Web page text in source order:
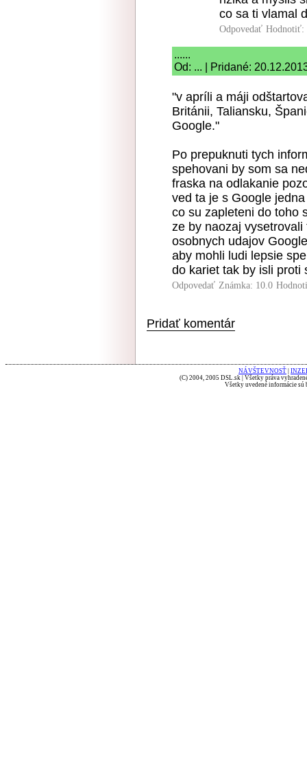
co sa ti vlamal
Odpovedať Hodnotiť:
......
Od: ... | Pridané:
"v apríli a máji
Británii, Taliansku,
Google."
Po prepuknuti tych
spehovani by som sa
fraska na odlakanie
ved ta je s Google
co su zapleteni do toho
ze by naozaj
osobnych udajov
aby mohli ludi lepsie
do kariet tak by isli proti
Odpovedať Známka: 10.0
Pridať komentár
NÁVŠTEVNOSŤ
(C) 2004, 2005 DSL.sk | Všetky práva
Všetky uvedené informácie sú